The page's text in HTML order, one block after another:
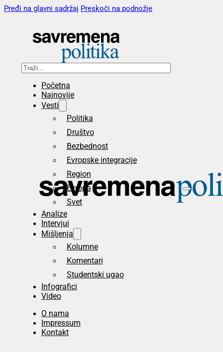
Pređi na glavni sadržaj Preskoči na podnožje
Pretraga
Početna
Najnovije
Vesti
Politika
Društvo
Bezbednost
Evropske integracije
Region
Evropa
Svet
Analize
Intervjui
Mišljenja
Kolumne
Komentari
Studentski ugao
Infografici
Video
O nama
Impressum
Kontakt